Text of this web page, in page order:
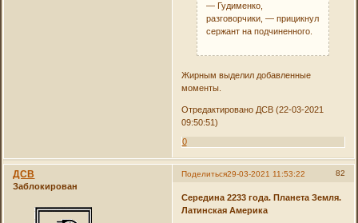
— Гудименко,
разговорчики, — прицикнул
сержант на подчиненного.
Жирным выделил добавленные
моменты.
Отредактировано ДСВ (22-03-2021
09:50:51)
0
Поделиться 82
29-03-2021 11:53:22
ДСВ
Заблокирован
Середина 2233 года. Планета Земля.
Латинская Америка